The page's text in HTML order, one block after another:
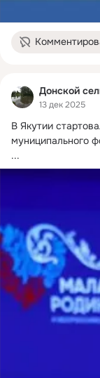
Донской
13 дек 2025
В Якутии
...